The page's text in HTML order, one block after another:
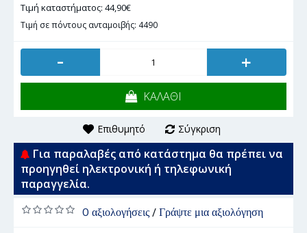
Τιμή καταστήματος: 44,90€
Τιμή σε πόντους ανταμοιβής: 4490
- +
ΚΑΛΑΘΙ
Επιθυμητό Σύγκριση
Για παραλαβές από κατάστημα θα πρέπει να
προηγηθεί ηλεκτρονική ή τηλεφωνική
παραγγελία.
0 αξιολογήσεις/ Γράψτε μια αξιολόγηση